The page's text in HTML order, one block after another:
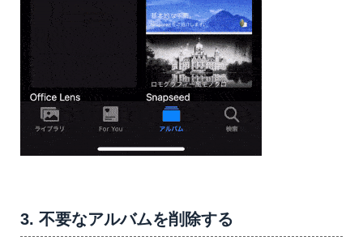
3. 不要なアルバムを削除する